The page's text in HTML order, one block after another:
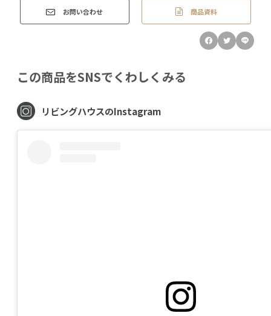
お問い合わせ 商品資料
この商品をSNSでくわしくみる
リビングハウスのInstagram